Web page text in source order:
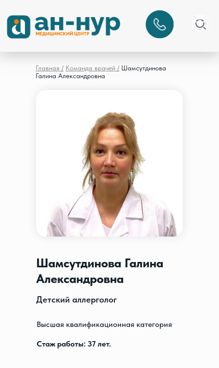
Шамсутдинова Галина
Александровна
Детский аллерголог
Высшая квалификационная категория
Стаж работы: 37 лет.
Главная / Команда врачей / Шамсутдинова
Галина Александровна